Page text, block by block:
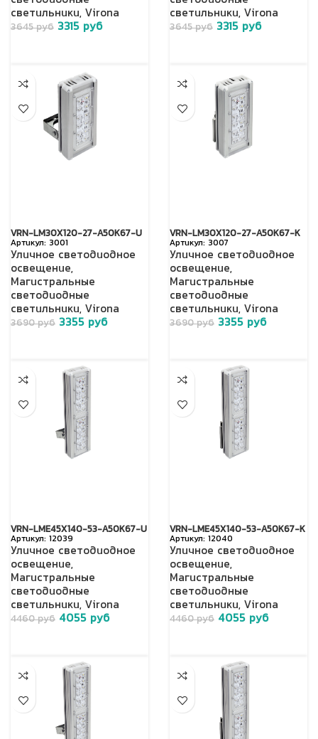
светильники, Virona
3645руб 3315 руб
светильники, Virona
3645руб 3315 руб
VRN-LM30X120-27-A50K67-U
3001
Уличное светодиодное
освещение,
Магистральные
светодиодные
светильники, Virona
3690руб 3355 руб
VRN-LM30X120-27-A50K67-K
3007
Уличное светодиодное
освещение,
Магистральные
светодиодные
светильники, Virona
3690руб 3355 руб
VRN-LME45X140-53-A50K67-U
12039
Уличное светодиодное
освещение,
Магистральные
светодиодные
светильники, Virona
4460руб 4055 руб
VRN-LME45X140-53-A50K67-K
12040
Уличное светодиодное
освещение,
Магистральные
светодиодные
светильники, Virona
4460руб 4055 руб